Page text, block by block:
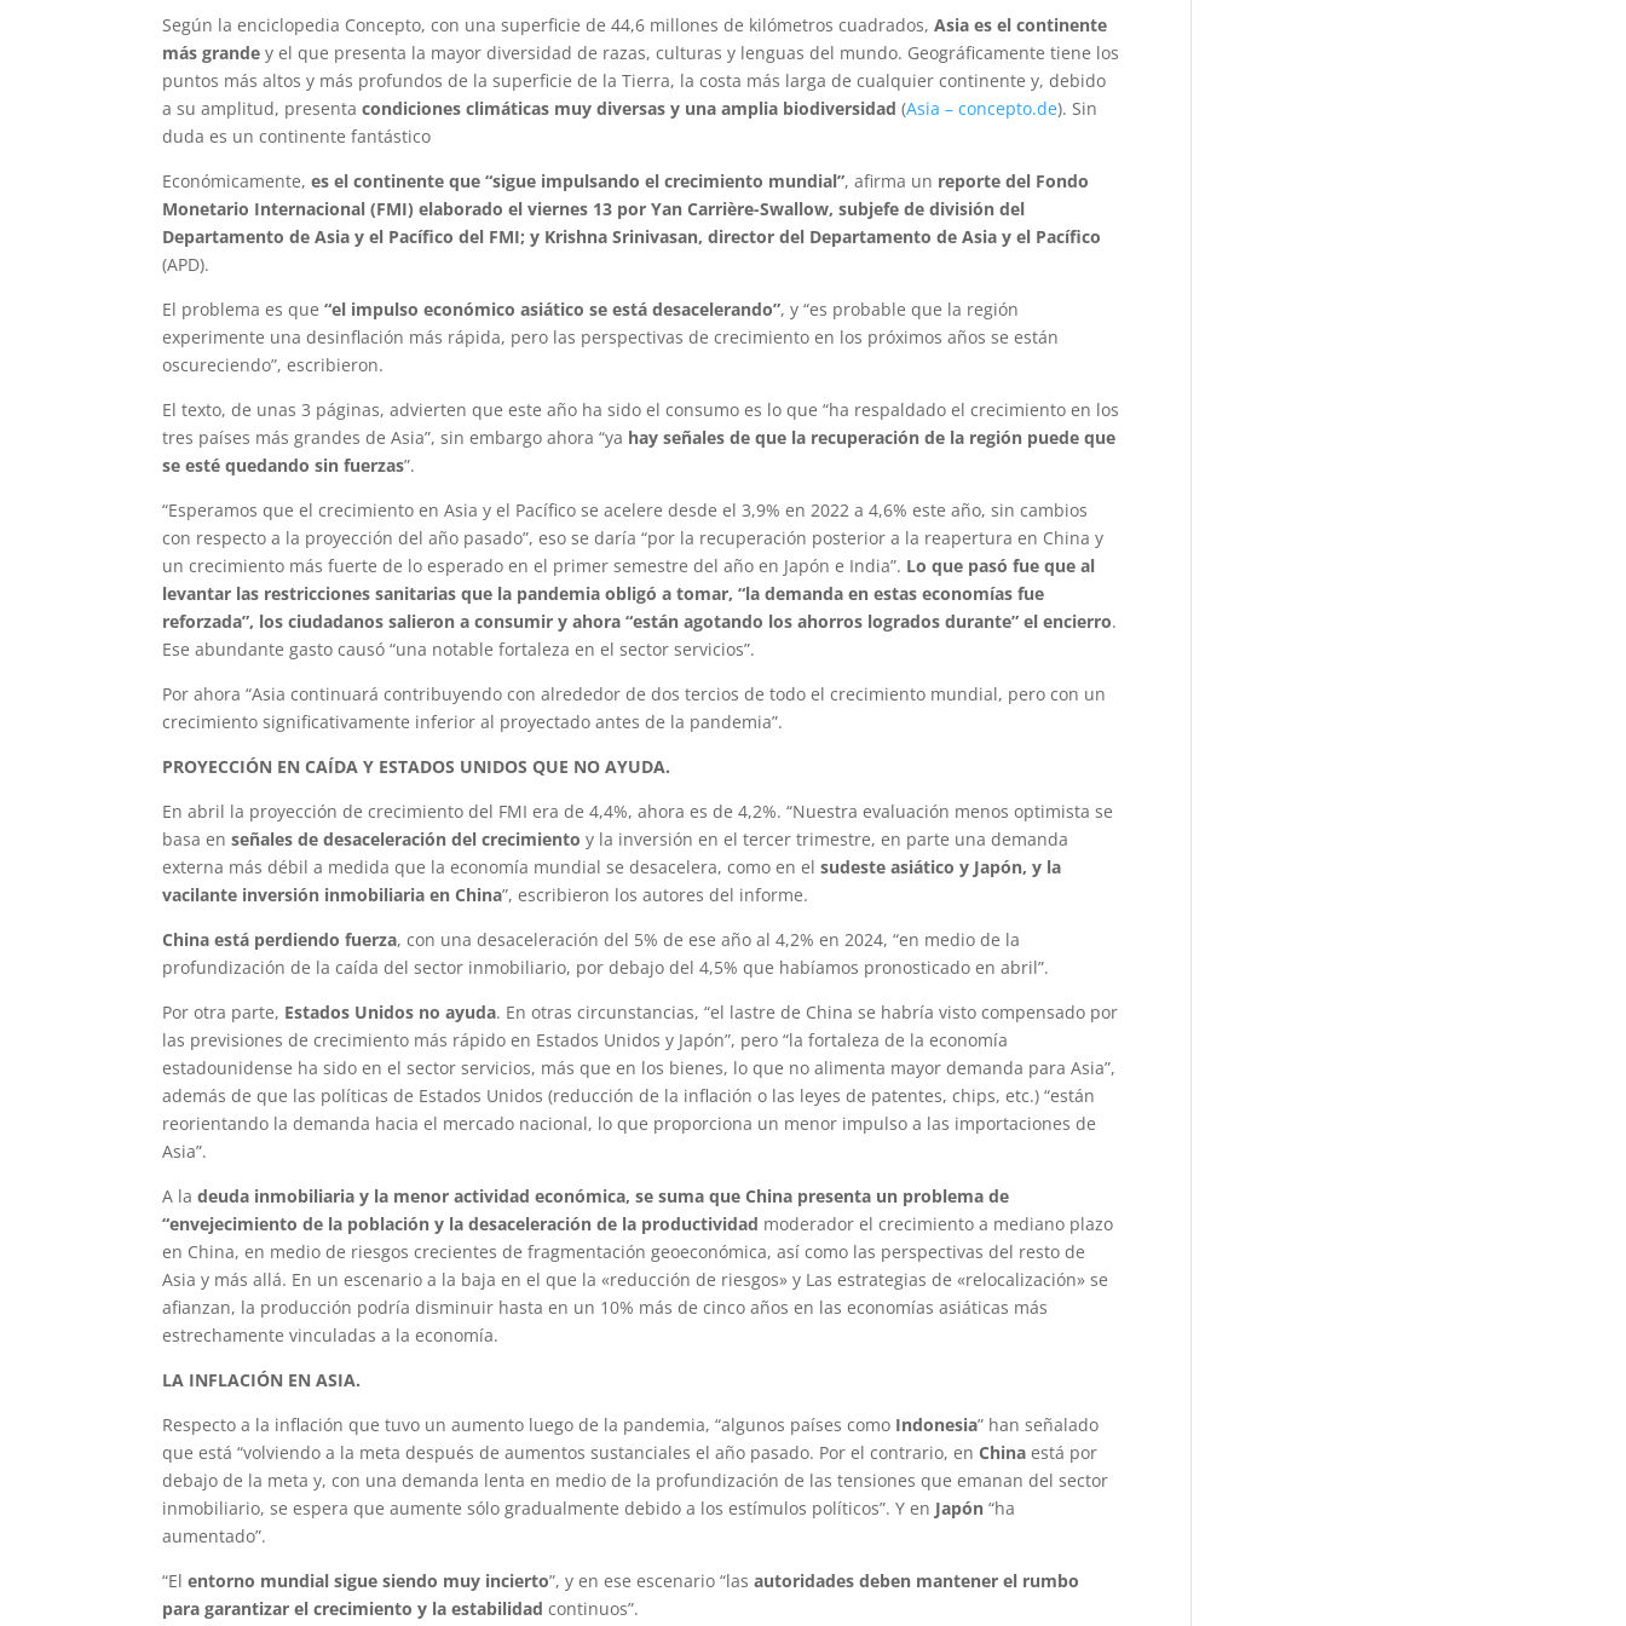
Según la enciclopedia Concepto, con una superficie de 44,6 millones de kilómetros cuadrados,Asia es el continente
más grande y el que presenta la mayor diversidad de razas, culturas y lenguas del mundo. Geográficamente tiene los
puntos más altos y más profundos de la superficie de la Tierra, la costa más larga de cualquier continente y, debido
a su amplitud, presentacondiciones climáticas muy diversas y una amplia biodiversidad (Asia – concepto.de). Sin
duda es un continente fantástico
Económicamente,es el continente que “sigue impulsando el crecimiento mundial”, afirma un reporte del Fondo
Monetario Internacional (FMI) elaborado el viernes 13 por Yan Carrière-Swallow, subjefe de división del
Departamento de Asia y el Pacífico del FMI; y Krishna Srinivasan, director del Departamento de Asia y el Pacífico
(APD).
El problema es que“el impulso económico asiático se está desacelerando”, y “es probable que la región
experimente una desinflación más rápida, pero las perspectivas de crecimiento en los próximos años se están
oscureciendo”, escribieron.
El texto, de unas 3 páginas, advierten que este año ha sido el consumo es lo que “ha respaldado el crecimiento en los
tres países más grandes de Asia”, sin embargo ahora “ya hay señales de que la recuperación de la región puede que
se esté quedando sin fuerzas”.
“Esperamos que el crecimiento en Asia y el Pacífico se acelere desde el 3,9% en 2022 a 4,6% este año, sin cambios
con respecto a la proyección del año pasado”, eso se daría “por la recuperación posterior a la reapertura en China y
un crecimiento más fuerte de lo esperado en el primer semestre del año en Japón e India”. Lo que pasó fue que al
levantar las restricciones sanitarias que la pandemia obligó a tomar, “la demanda en estas economías fue
reforzada”, los ciudadanos salieron a consumir y ahora “están agotando los ahorros logrados durante” el encierro.
Ese abundante gasto causó “una notable fortaleza en el sector servicios”.
Por ahora “Asia continuará contribuyendo con alrededor de dos tercios de todo el crecimiento mundial, pero con un
crecimiento significativamente inferior al proyectado antes de la pandemia”.
PROYECCIÓN EN CAÍDA Y ESTADOS UNIDOS QUE NO AYUDA.
En abril la proyección de crecimiento del FMI era de 4,4%, ahora es de 4,2%. “Nuestra evaluación menos optimista se
basa enseñales de desaceleración del crecimiento y la inversión en el tercer trimestre, en parte una demanda
externa más débil a medida que la economía mundial se desacelera, como en elsudeste asiático y Japón, y la
vacilante inversión inmobiliaria en China”, escribieron los autores del informe.
China está perdiendo fuerza, con una desaceleración del 5% de ese año al 4,2% en 2024, “en medio de la
profundización de la caída del sector inmobiliario, por debajo del 4,5% que habíamos pronosticado en abril”.
Por otra parte, Estados Unidos no ayuda. En otras circunstancias, “el lastre de China se habría visto compensado por
las previsiones de crecimiento más rápido en Estados Unidos y Japón”, pero “la fortaleza de la economía
estadounidense ha sido en el sector servicios, más que en los bienes, lo que no alimenta mayor demanda para Asia”,
además de que las políticas de Estados Unidos (reducción de la inflación o las leyes de patentes, chips, etc.) “están
reorientando la demanda hacia el mercado nacional, lo que proporciona un menor impulso a las importaciones de
Asia”.
A ladeuda inmobiliaria y la menor actividad económica, se suma que China presenta un problema de
“envejecimiento de la población y la desaceleración de la productividad moderador el crecimiento a mediano plazo
en China, en medio de riesgos crecientes de fragmentación geoeconómica, así como las perspectivas del resto de
Asia y más allá. En un escenario a la baja en el que la «reducción de riesgos» y Las estrategias de «relocalización» se
afianzan, la producción podría disminuir hasta en un 10% más de cinco años en las economías asiáticas más
estrechamente vinculadas a la economía.
LA INFLACIÓN EN ASIA.
Respecto a la inflación que tuvo un aumento luego de la pandemia, “algunos países como Indonesia” han señalado
que está “volviendo a la meta después de aumentos sustanciales el año pasado. Por el contrario, enChina está por
debajo de la meta y, con una demanda lenta en medio de la profundización de las tensiones que emanan del sector
inmobiliario, se espera que aumente sólo gradualmente debido a los estímulos políticos”. Y en Japón “ha
aumentado”.
“Elentorno mundial sigue siendo muy incierto”, y en ese escenario “lasautoridades deben mantener el rumbo
para garantizar el crecimiento y la estabilidad continuos”.